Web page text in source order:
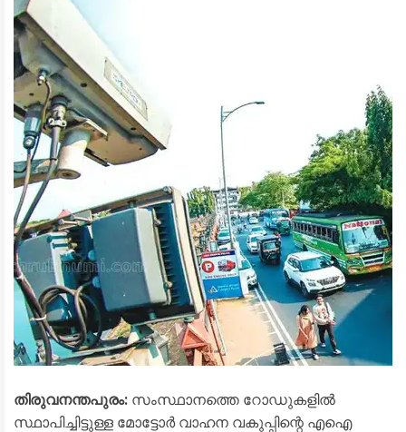
തിരുവനന്തപുരം: സംസ്ഥാനത്തെ റോഡുകളിൽ
സ്ഥാപിച്ചിട്ടുള്ള മോട്ടോർ വാഹന വകുപ്പിന്റെ എഐ